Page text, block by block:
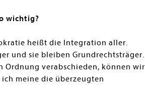
wichtig?
heißt die Integration aller.
und sie bleiben Grundrechtsträger.
Ordnung verabschieden, können wir
meine die überzeugten